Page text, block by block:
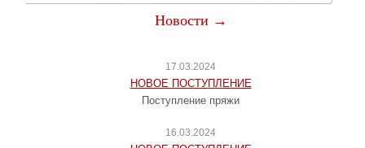
Новости →
17.03.2024
НОВОЕ ПОСТУПЛЕНИЕ
Поступление пряжи
16.03.2024